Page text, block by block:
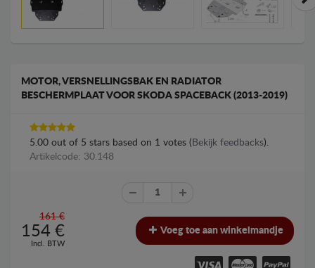
MOTOR, VERSNELLINGSBAK EN RADIATOR
BESCHERMPLAAT VOOR SKODA SPACEBACK (2013-2019)
5.00 out of 5 stars based on 1 votes ( Bekijk feedbacks).
Artikelcode: 30.148
161 €
154 €
Incl. BTW
Voeg toe aan winkelmandje